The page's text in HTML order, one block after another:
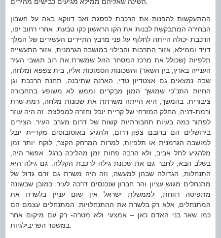
ההתעקשות להפנות את הרכבת לפסגת זאב דווקא באה על חשבון
הבחירה המתבקשת לבנות את הקו הראשון כקו טבעת. אחרי רחוב יפו,
הרכבת יכולה הייתה לחלוף על פני מרבץ התיירים העשירים של המלך
דויד וממילא, אזור התרבות והבילוי במושבה הגרמנית, אזור התעשייה
תלפיות (שכולל את מרכז המסחר הזול שמשרת את רוב תושבי העיר
הענייה בארץ, בין השאר) והשכונות הסמוכות אליו, בית צפפא ומלחה,
שבה נמצאים גם אצטדיון טדי, הארנה שתיבנה, תחנת הרכבת וגן
החיות התנ"כי שמושך המון מבקרים וממש לא משופע בתחבורה
ציבורית. בהמשך, היא הייתה משרתת את שכונות מלחה, רמת-שרת
ורמת-דניה, החלק המזרחי של קריית יובל וחזרה למפלצת. זה היה עוזר
לפתור כמה בעיות תחבורתיות קשות של דרום מערב העיר. הצירים
בירושלים הם ברובם צפון-דרום, ולהגיע באוטובוסים מקריית יובל
למושבה הגרמנית או תלפיות, למרות המרחק הקצר, לוקח יותר זמן
מלהגיע לתל אביב, ולא הרבה פחות זמן מהליכה ברגל. אפשר היה,
בשלב הבא, לחבר גם את שכונת גילה לרכבת הקללה. גם גילה היא
התנחלות, הגדולה שבהן למעשה, וזה היה משרת גם זרם גדול של
מתנחלים מגוש עציון והר חברון שנכנסים דרכה לעיר. כמובן שבשונה
מתפיסה רווחת, לממשלת ישראל אין שום עניין בלשרת את
המתנחלים, אלא רק בלשרת את ההתנחלויות. המתנחלים עצמם הם
כמו שאר בני האדם כאן – אמצעי ולא מטרה- רק עם מיקום אחר